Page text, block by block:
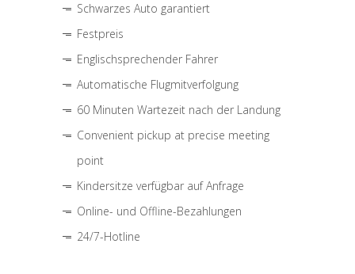
Schwarzes Auto garantiert
Festpreis
Englischsprechender Fahrer
Automatische Flugmitverfolgung
60 Minuten Wartezeit nach der Landung
Convenient pickup at precise meeting
point
Kindersitze verfügbar auf Anfrage
Online- und Offline-Bezahlungen
24/7-Hotline